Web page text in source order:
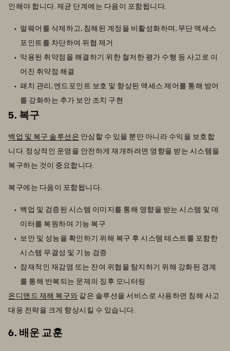
인해야 합니다. 제균 단계에는 다음이 포함됩니다.
멀웨어를 삭제하고, 침해된 계정을 비활성화하며, 무단 액세스
포인트를 차단하여 위협 제거
악용된 취약점을 해결하기 위한 철저한 평가 수행 등 사고로 이
어진 취약점 해결
패치 관리, 엔드포인트 보호 및 향상된 액세스 제어를 통해 방어
를 강화하는 추가 보안 조치 구현
5. 복구
백업 및 복구 솔루션은 안심할 수 있을 뿐만 아니라 수익을 보호합
니다. 정상적인 운영을 안전하게 재개하려면 영향을 받는 시스템을
복구하는 것이 중요합니다.
복구에는 다음이 포함됩니다.
백업 및 검증된 시스템 이미지를 통해 영향을 받는 시스템 및 데
이터를 복원하여 기능 복구
보안 및 성능을 확인하기 위해 복구 후 시스템 테스트를 포함한
시스템 무결성 및 기능 검증
잠재적인 재감염 또는 잔여 위협을 탐지하기 위해 강화된 경계
를 통해 반복되는 문제의 징후 모니터링
온디맨드 재해 복구와 같은 솔루션을 서비스로 사용하면 침해 사고
대응 전략을 크게 향상시킬 수 있습니다.
6. 배운 교훈